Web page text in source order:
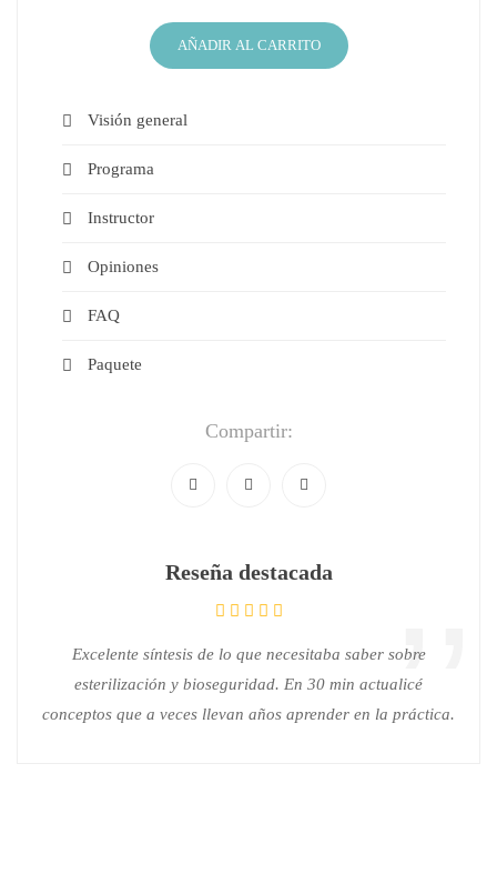
AÑADIR AL CARRITO
Visión general
Programa
Instructor
Opiniones
FAQ
Paquete
Compartir:
Reseña destacada
Excelente síntesis de lo que necesitaba saber sobre
esterilización y bioseguridad. En 30 min actualicé
conceptos que a veces llevan años aprender en la práctica.